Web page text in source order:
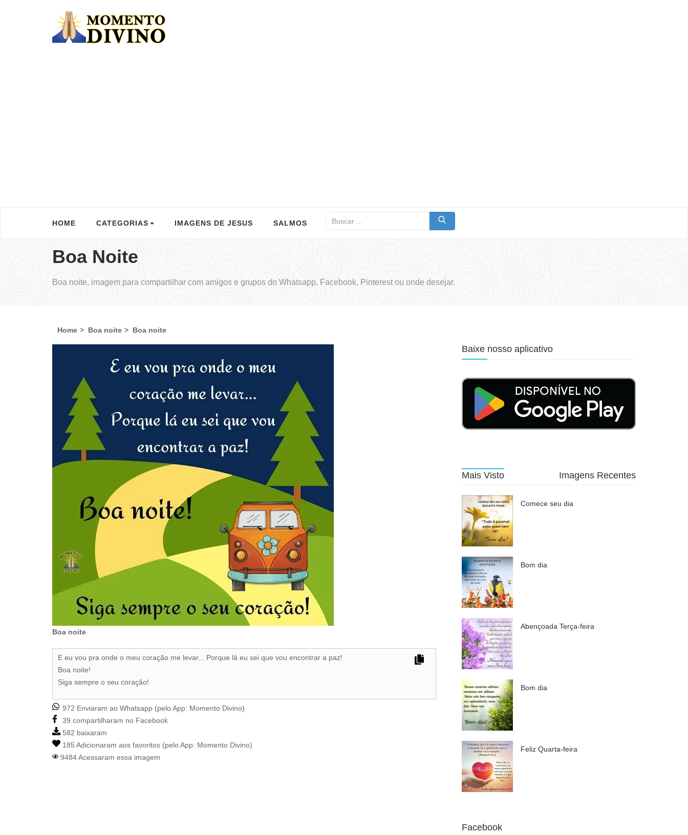
HOME CATEGORIAS IMAGENS DE JESUS SALMOS
Boa Noite
Boa noite, imagem para compartilhar com amigos e grupos do Whatsapp, Facebook, Pinterest ou onde desejar.
Home Boa noite Boa noite
Boa noite
E eu vou pra onde o meu coração me levar... Porque lá eu sei que vou encontrar a paz!
Boa noite!
Siga sempre o seu coração!
972 Enviaram ao Whatsapp (pelo App: Momento Divino)
39 compartilharam no Facebook
582 baixaram
185 Adicionaram aos favoritos (pelo App: Momento Divino)
9484 Acessaram essa imagem
Baixe nosso aplicativo
Mais Visto Imagens Recentes
Comece seu dia
Bom dia
Abençoada Terça-feira
Bom dia
Feliz Quarta-feira
Facebook